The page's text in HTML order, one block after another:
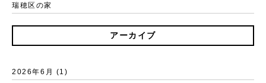
瑞穂区の家
アーカイブ
2026年6月 (1)